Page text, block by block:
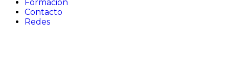
Formación
Contacto
Redes